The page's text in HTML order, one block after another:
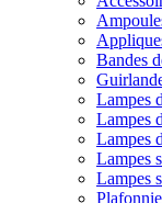
Bandes
Lampes
Lampes
Lampes
Lampes
Lampes